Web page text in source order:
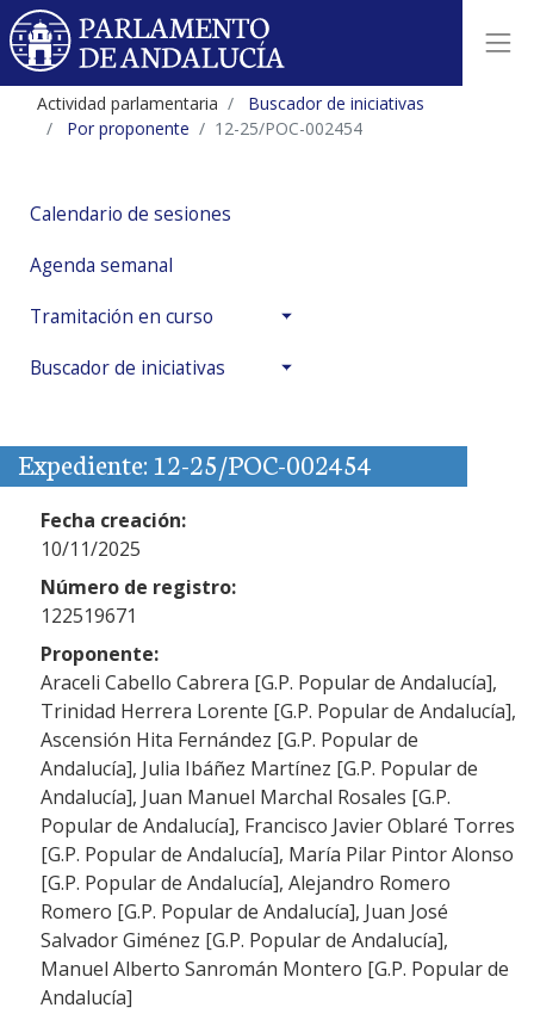
Actividad parlamentaria
Buscador de iniciativas
Por proponente
12-25/POC-002454
Calendario de sesiones
Agenda semanal
Tramitación en curso
Buscador de iniciativas
Expediente: 12-25/POC-002454
Fecha creación:
10/11/2025
Número de registro:
122519671
Proponente:
Araceli Cabello Cabrera [G.P. Popular de Andalucía],
Trinidad Herrera Lorente [G.P. Popular de Andalucía],
Ascensión Hita Fernández [G.P. Popular de
Andalucía], Julia Ibáñez Martínez [G.P. Popular de
Andalucía], Juan Manuel Marchal Rosales [G.P.
Popular de Andalucía], Francisco Javier Oblaré Torres
[G.P. Popular de Andalucía], María Pilar Pintor Alonso
[G.P. Popular de Andalucía], Alejandro Romero
Romero [G.P. Popular de Andalucía], Juan José
Salvador Giménez [G.P. Popular de Andalucía],
Manuel Alberto Sanromán Montero [G.P. Popular de
Andalucía]